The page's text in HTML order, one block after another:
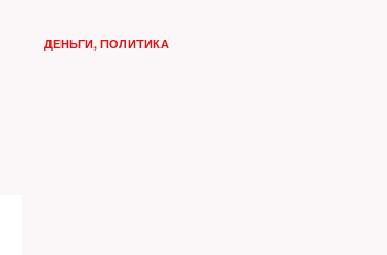
правительства
ДЕНЬГИ, ПОЛИТИКА